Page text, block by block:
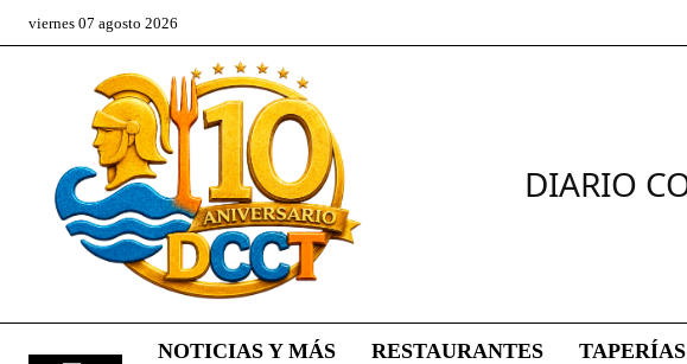
viernes 07 agosto 2026
DIARIO
NOTICIAS Y MÁS RESTAURANTES TAPERÍAS